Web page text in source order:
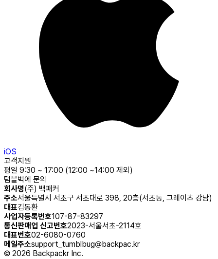
iOS
고객지원
평일 9:30 ~ 17:00 (12:00 ~14:00 제외)
텀블벅에 문의
회사명(주) 백패커
주소서울특별시 서초구 서초대로 398, 20층(서초동, 그레이츠 강남)
대표김동환
사업자등록번호107-87-83297
통신판매업 신고번호2023-서울서초-2114호
대표번호02-6080-0760
메일주소support_tumblbug@backpac.kr
© 2026 Backpackr Inc.